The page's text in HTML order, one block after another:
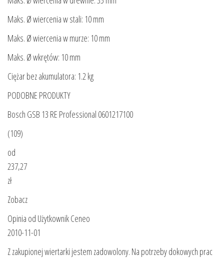
Maks. Ø wiercenia w stali: 10 mm
Maks. Ø wiercenia w murze: 10 mm
Maks. Ø wkrętów: 10 mm
Ciężar bez akumulatora: 1.2 kg
PODOBNE PRODUKTY
Bosch GSB 13 RE Professional 0601217100
(109)
od
237,27
zł
Zobacz
Opinia od Użytkownik Ceneo
2010-11-01
Z zakupionej wiertarki jestem zadowolony. Na potrzeby dokowych prac